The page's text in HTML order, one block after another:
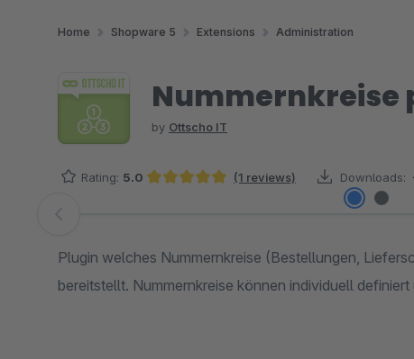
Home Shopware 5 Extensions Administration
Nummernkreise
by Ottscho IT
Rating: 5.0 (1 reviews) Downloads:
Skip image gallery
Plugin welches Nummernkreise (Bestellungen,
bereitstellt. Nummernkreise können individuell